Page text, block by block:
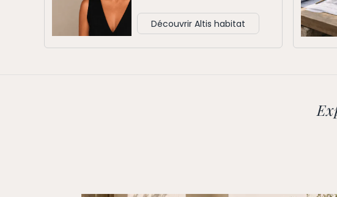
Découvrir Altis habitat